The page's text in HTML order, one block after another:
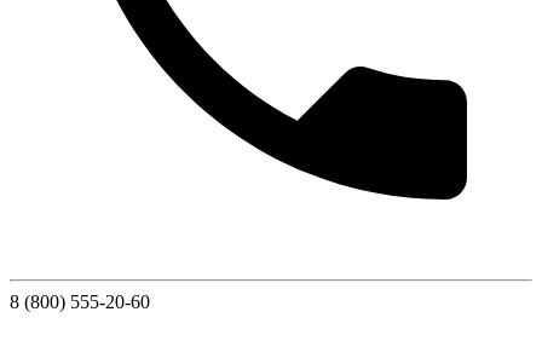
8 (800) 555-20-60